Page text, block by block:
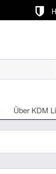
Über KDM